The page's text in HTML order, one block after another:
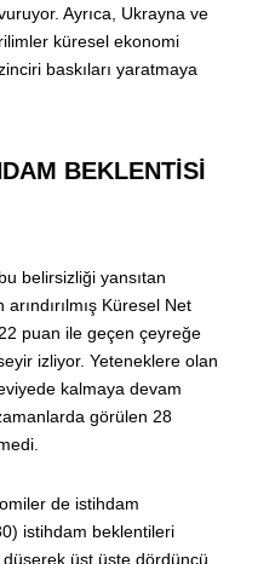
Ayrıca, Ukrayna ve
küresel ekonomi
baskıları yaratmaya
BEKLENTİSİ
belirsizliği yansıtan
Küresel Net
puan ile geçen çeyreğe
izliyor. Yeteneklere olan
kalmaya devam
görülen 28
de istihdam
istihdam beklentileri
üst üste dördüncü